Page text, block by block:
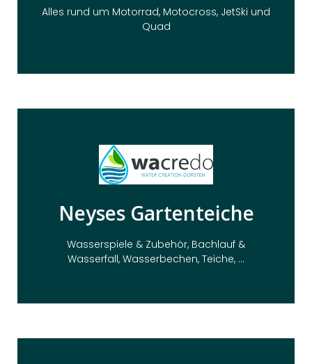
Alles rund um Motorrad, Motocross, JetSki und
Quad
Team-Mayer-Parts bietet Ihnen hochwertiges
Motorrad-, Motocross-, Roller- und
Neyses Gartenteiche
Wasserspiele & Zubehör, Bachlauf &
Wasserfall, Wasserbechen, Teiche, ...
Wacredo ist ein Fachhandel für Gartenteiche,
Ersatzteilehandel mit Explosionszeichnungen
wurde mit TechParts 5 realisiert.
Hier Klicken